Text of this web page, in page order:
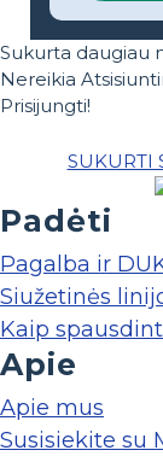
Sukurta daugiau
Nereikia
Prisijungti!
SUKURTI
Padėti
Pagalba ir
Siužetinės
Kaip
Apie
Apie mus
Susisiekite su